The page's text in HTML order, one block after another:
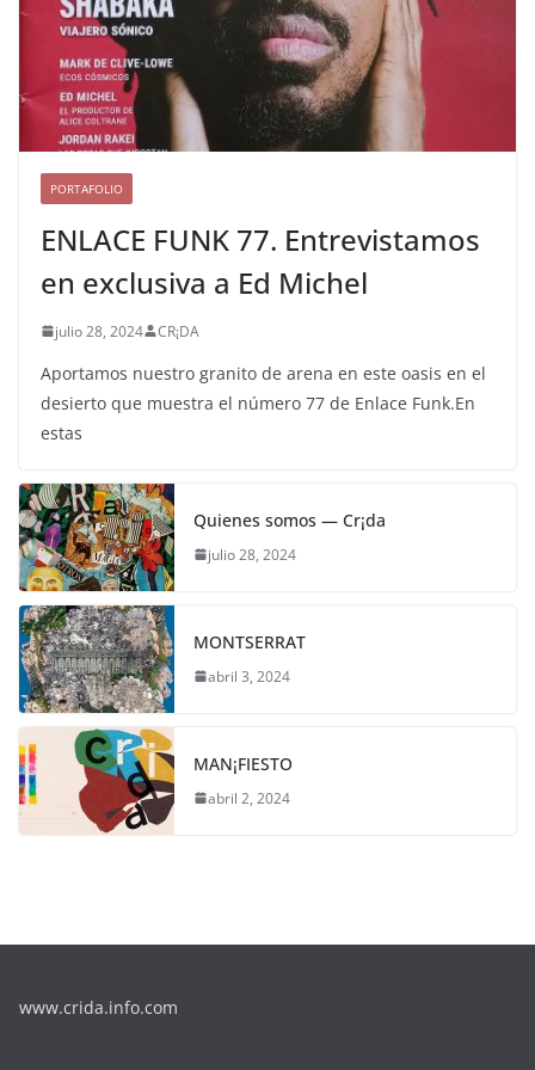
PORTAFOLIO
ENLACE FUNK 77. Entrevistamos
en exclusiva a Ed Michel
julio 28, 2024 CR¡DA
Aportamos nuestro granito de arena en este oasis en el
desierto que muestra el número 77 de Enlace Funk.En
estas
Quienes somos — Cr¡da
julio 28, 2024
MONTSERRAT
abril 3, 2024
MAN¡FIESTO
abril 2, 2024
www.crida.info.com